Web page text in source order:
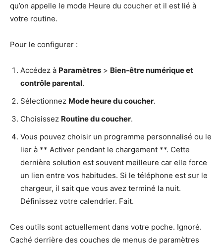
qu’on appelle le mode Heure du coucher et il est lié à
votre routine.
Pour le configurer :
Accédez à Paramètres > Bien-être numérique et
contrôle parental.
Sélectionnez Mode heure du coucher.
Choisissez Routine du coucher.
Vous pouvez choisir un programme personnalisé ou le
lier à ** Activer pendant le chargement **. Cette
dernière solution est souvent meilleure car elle force
un lien entre vos habitudes. Si le téléphone est sur le
chargeur, il sait que vous avez terminé la nuit.
Définissez votre calendrier. Fait.
Ces outils sont actuellement dans votre poche. Ignoré.
Caché derrière des couches de menus de paramètres